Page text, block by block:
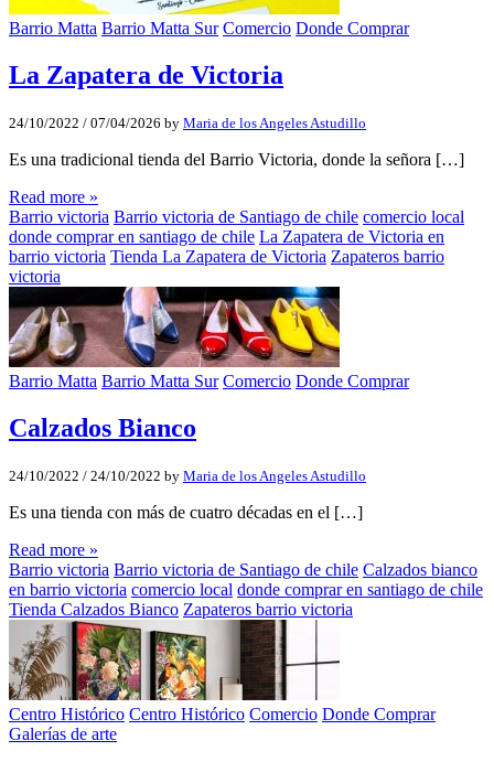
Barrio Matta Barrio Matta Sur Comercio Donde Comprar
La Zapatera de Victoria
24/10/2022 / 07/04/2026 by Maria de los Angeles Astudillo
Es una tradicional tienda del Barrio Victoria, donde la señora […]
Read more »
Barrio victoria Barrio victoria de Santiago de chile comercio local
donde comprar en santiago de chile La Zapatera de Victoria en
barrio victoria Tienda La Zapatera de Victoria Zapateros barrio
victoria
Barrio Matta Barrio Matta Sur Comercio Donde Comprar
Calzados Bianco
24/10/2022 / 24/10/2022 by Maria de los Angeles Astudillo
Es una tienda con más de cuatro décadas en el […]
Read more »
Barrio victoria Barrio victoria de Santiago de chile Calzados bianco
en barrio victoria comercio local donde comprar en santiago de chile
Tienda Calzados Bianco Zapateros barrio victoria
Centro Histórico Centro Histórico Comercio Donde Comprar
Galerías de arte